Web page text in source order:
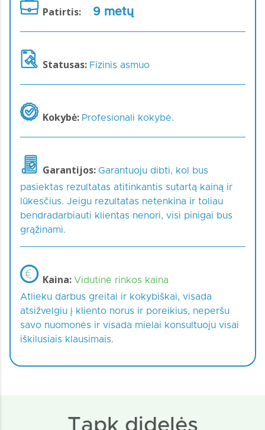
Patirtis: 9 metų
Statusas: Fizinis asmuo
Kokybė: Profesionali kokybė.
Garantijos: Garantuoju dibti, kol bus
pasiektas rezultatas atitinkantis sutartą kainą ir
lūkesčius. Jeigu rezultatas netenkina ir toliau
bendradarbiauti klientas nenori, visi pinigai bus
grąžinami.
Kaina: Vidutinė rinkos kaina
Atlieku darbus greitai ir kokybiškai, visada
atsižvelgiu į kliento norus ir poreikius, neperšu
savo nuomonės ir visada mielai konsultuoju visai
iškilusiais klausimais.
Tapk didelės